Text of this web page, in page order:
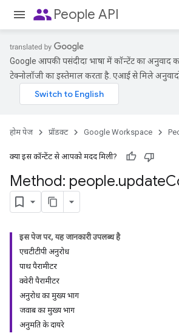
peoplePeople API
Google आपकी पसंदीदा भाषा में कॉन्टेंट का अनुवाद
टेक्नोलॉजी का इस्तेमाल करता है. एआई से मिले
होम पेज प्रॉडक्ट Google Workspace
क्या इस कॉन्टेंट से आपको मदद मिली?
Method: people.update
इस पेज पर, यह जानकारी उपलब्ध है
एचटीटीपी अनुरोध
पाथ पैरामीटर
क्वेरी पैरामीटर
अनुरोध का मुख्य भाग
जवाब का मुख्य भाग
अनुमति के दायरे